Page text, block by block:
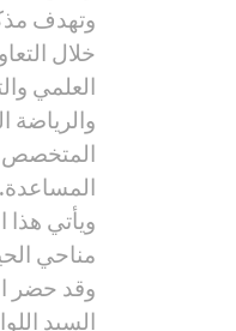
وتهدف
خلال
العلمي
والرياضة
المتخصص
المساعدة.
ويأتي
مناحي الحياة بما
وقد حضر
السيد